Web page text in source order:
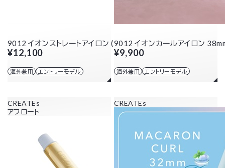
9012 イオンストレートアイロン (ホワイト)
¥12,100
海外兼用 エントリーモデル
9012 イオンカールアイロン
¥9,900
海外兼用 エントリーモデル
CREATEs
アフロート
CREATEs